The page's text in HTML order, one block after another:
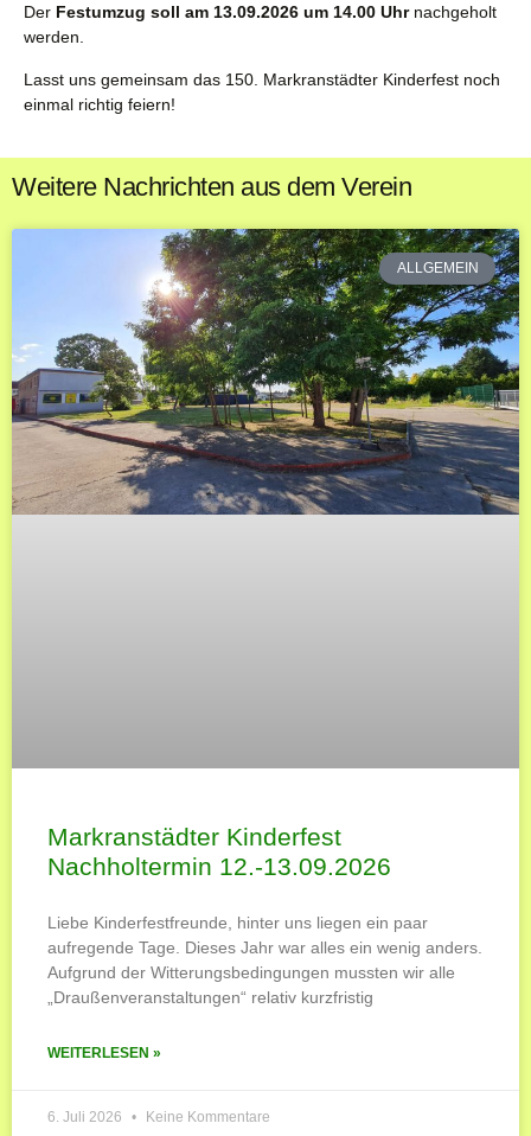
Der Festumzug soll am 13.09.2026 um 14.00 Uhrnachgeholt
werden.
Lasst uns gemeinsam das 150. Markranstädter Kinderfest noch
einmal richtig feiern!
Weitere Nachrichten aus dem Verein
ALLGEMEIN
Markranstädter Kinderfest
Nachholtermin 12.-13.09.2026
Liebe Kinderfestfreunde, hinter uns liegen ein paar
aufregende Tage. Dieses Jahr war alles ein wenig anders.
Aufgrund der Witterungsbedingungen mussten wir alle
„Draußenveranstaltungen“ relativ kurzfristig
WEITERLESEN »
6. Juli 2026 Keine Kommentare